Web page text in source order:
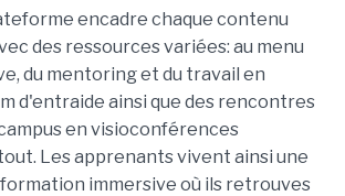
encadre chaque contenu
des ressources variées: au menu
du mentoring et du travail en
d'entraide ainsi que des rencontres
en visioconférences
Les apprenants vivent ainsi une
immersive où ils retrouves